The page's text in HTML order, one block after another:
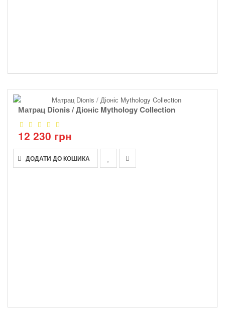
Матрац Dionis / Діоніс Mythology Collection
12 230 грн
ДОДАТИ ДО КОШИКА